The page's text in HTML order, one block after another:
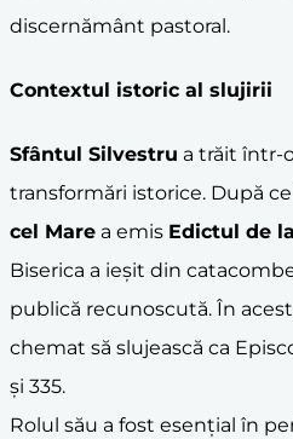
discernământ pastoral.
Contextul istoric al slujirii
Sfântul Silvestru a trăit într-
transformări istorice. După
cel Mare a emis Edictul de
Biserica a ieșit din
publică recunoscută. În
chemat să slujească ca
și 335.
Rolul său a fost esențial în